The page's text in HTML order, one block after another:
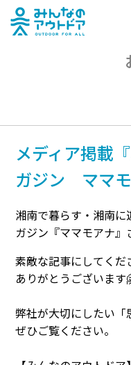
みんなのアウトドア
メディア掲載
ガジン ママモ
湘南で暮らす・湘南
ガジン『ママモアナ』
素敵な記事にしてくだ
ありがとうございます
弊社が大切にしたい「
ぜひご覧ください。